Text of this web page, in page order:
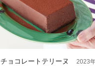
チョコレートテリーヌ 2023